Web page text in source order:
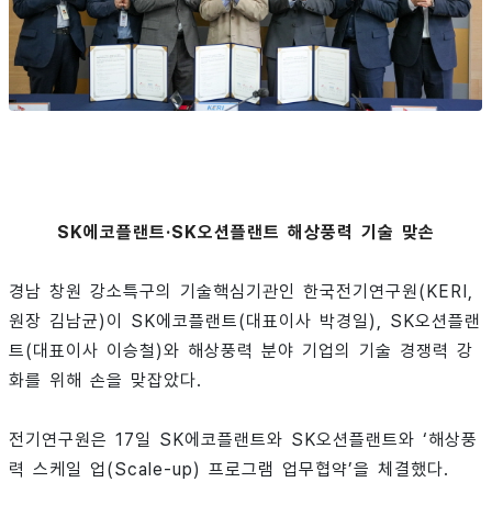
SK에코플랜트·SK오션플랜트 해상풍력 기술 맞손
경남 창원 강소특구의 기술핵심기관인 한국전기연구원(KERI,
원장 김남균)이 SK에코플랜트(대표이사 박경일), SK오션플랜
트(대표이사 이승철)와 해상풍력 분야 기업의 기술 경쟁력 강
화를 위해 손을 맞잡았다.
전기연구원은 17일 SK에코플랜트와 SK오션플랜트와 ‘해상풍
력 스케일 업(Scale-up) 프로그램 업무협약’을 체결했다.